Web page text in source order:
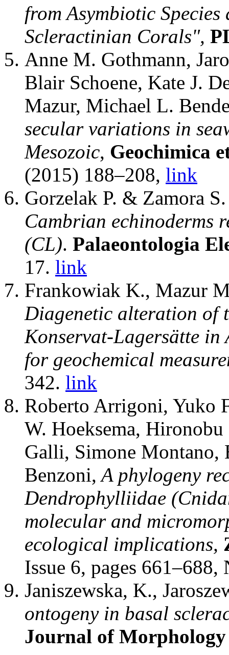
from Asymbiotic
Scleractinian Corals",
Anne M. Gothmann,
Blair Schoene, Kate J.
Mazur, Michael L.
secular variations in
Mesozoic, Geochimica
(2015) 188–208, link
Gorzelak P. & Zamora
Cambrian echinoderms
(CL). Palaeontologia
17. link
Frankowiak K., Mazur
Diagenetic alteration of
Konservat-Lagersätte
for geochemical
342. link
Roberto Arrigoni, Yuko
W. Hoeksema,
Galli, Simone Montano,
Benzoni, A phylogeny
Dendrophylliidae
molecular and
ecological implications,
Issue 6, pages 661–688,
Janiszewska, K.,
ontogeny in basal
Journal of Morphology